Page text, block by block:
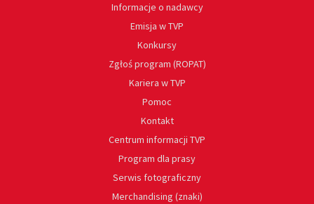
Informacje o nadawcy
Emisja w TVP
Konkursy
Zgłoś program (ROPAT)
Kariera w TVP
Pomoc
Kontakt
Centrum informacji TVP
Program dla prasy
Serwis fotograficzny
Merchandising (znaki)